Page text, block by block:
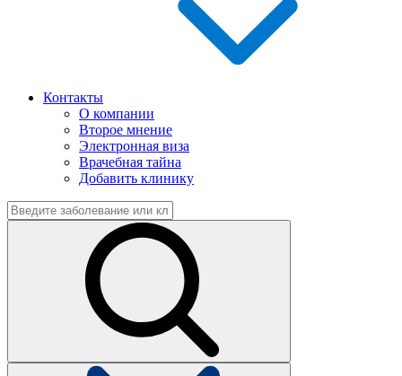
Контакты
О компании
Второе мнение
Электронная виза
Врачебная тайна
Добавить клинику